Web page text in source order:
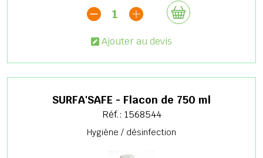
1
Ajouter au devis
SURFA'SAFE - Flacon de 750 ml
Réf.: 1568544
Hygiène / désinfection